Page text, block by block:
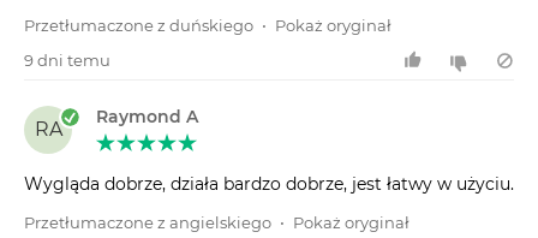
Przetłumaczone z duńskiego • Pokaż oryginał
9 dni temu
RA
Raymond A
Wygląda dobrze, działa bardzo dobrze, jest łatwy w użyciu.
Przetłumaczone z angielskiego • Pokaż oryginał